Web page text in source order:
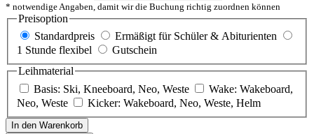
* notwendige Angaben, damit wir die Buchung richtig zuordnen können
Preisoption
Standardpreis
Ermäßigt für Schüler & Abiturienten
1 Stunde flexibel
Gutschein
Leihmaterial
Basis: Ski, Kneeboard, Neo, Weste
Wake: Wakeboard,
Neo, Weste
Kicker: Wakeboard, Neo, Weste, Helm